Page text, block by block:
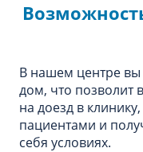
В нашем центре вы
дом, что позволит
на доезд в
пациентами и
себя условиях.